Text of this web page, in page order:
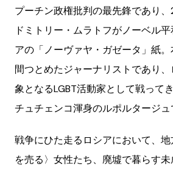
プーチン政権批判の最先鋒であり
ドミトリー・ムラトフがノーベル
アの「ノーヴァヤ・ガゼータ」紙
間つとめたジャーナリストであり
象となるLGBT活動家として戦って
チュチェンコ渾身のルポルタージュ
戦争にひた走るロシアにおいて、
を売る〉女性たち、廃墟で暮らす未